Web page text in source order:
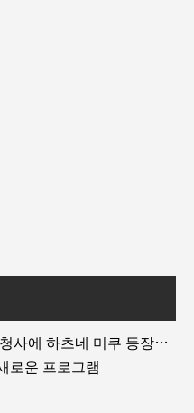
사에 하츠네 미쿠 등장…
로운 프로그램